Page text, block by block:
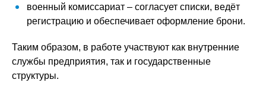
военный комиссариат – согласует списки, ведёт
регистрацию и обеспечивает оформление брони.
Таким образом, в работе участвуют как внутренние
службы предприятия, так и государственные
структуры.